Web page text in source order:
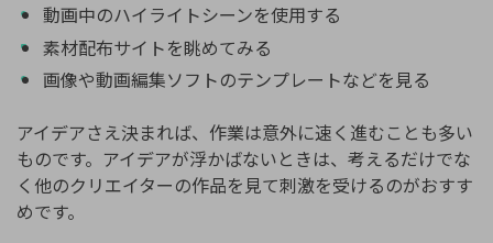
動画中のハイライトシーンを使用する
素材配布サイトを眺めてみる
画像や動画編集ソフトのテンプレートなどを見る
アイデアさえ決まれば、作業は意外に速く進むことも多い
ものです。アイデアが浮かばないときは、考えるだけでな
く他のクリエイターの作品を見て刺激を受けるのがおすす
めです。